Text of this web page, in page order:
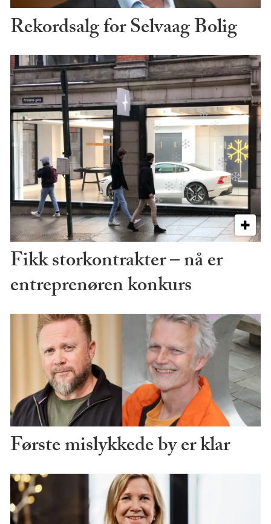
Rekordsalg for Selvaag Bolig
Fikk storkontrakter – nå er
entreprenøren konkurs
Første mislykkede by er klar